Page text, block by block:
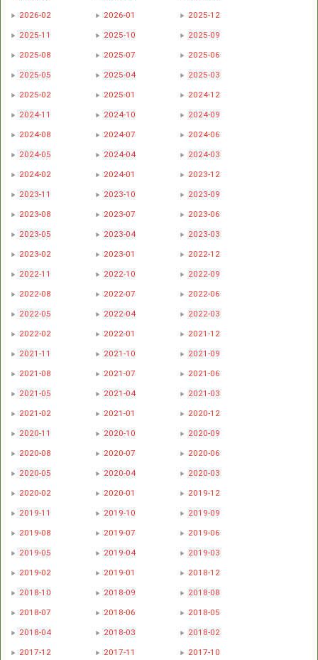
2026-02
2026-01
2025-12
2025-11
2025-10
2025-09
2025-08
2025-07
2025-06
2025-05
2025-04
2025-03
2025-02
2025-01
2024-12
2024-11
2024-10
2024-09
2024-08
2024-07
2024-06
2024-05
2024-04
2024-03
2024-02
2024-01
2023-12
2023-11
2023-10
2023-09
2023-08
2023-07
2023-06
2023-05
2023-04
2023-03
2023-02
2023-01
2022-12
2022-11
2022-10
2022-09
2022-08
2022-07
2022-06
2022-05
2022-04
2022-03
2022-02
2022-01
2021-12
2021-11
2021-10
2021-09
2021-08
2021-07
2021-06
2021-05
2021-04
2021-03
2021-02
2021-01
2020-12
2020-11
2020-10
2020-09
2020-08
2020-07
2020-06
2020-05
2020-04
2020-03
2020-02
2020-01
2019-12
2019-11
2019-10
2019-09
2019-08
2019-07
2019-06
2019-05
2019-04
2019-03
2019-02
2019-01
2018-12
2018-10
2018-09
2018-08
2018-07
2018-06
2018-05
2018-04
2018-03
2018-02
2017-12
2017-11
2017-10